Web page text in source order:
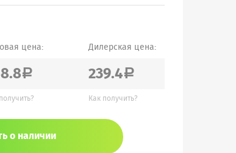
цена:
a
Дилерская цена:
239.4a
Как получить?
o наличии